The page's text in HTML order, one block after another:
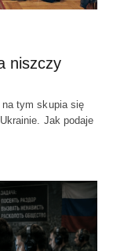
niszczy
tym skupia się
Jak podaje